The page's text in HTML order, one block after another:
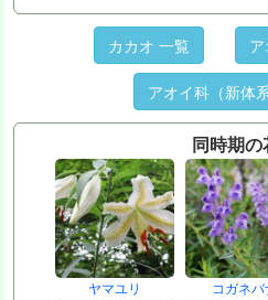
カカオ 一覧
アオイ科（新体
同時期の
ヤマユリ コガネバ